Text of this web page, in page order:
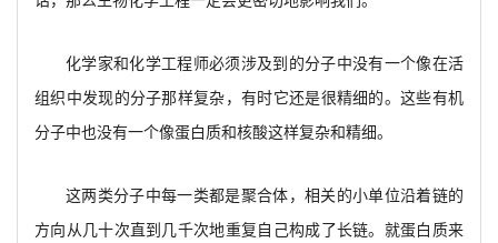
化学家和化学工程师必须涉及到的分子中没有一个像在活
组织中发现的分子那样复杂，有时它还是很精细的。这些有机
分子中也没有一个像蛋白质和核酸这样复杂和精细。
这两类分子中每一类都是聚合体，相关的小单位沿着链的
方向从几十次直到几千次地重复自己构成了长链。就蛋白质来